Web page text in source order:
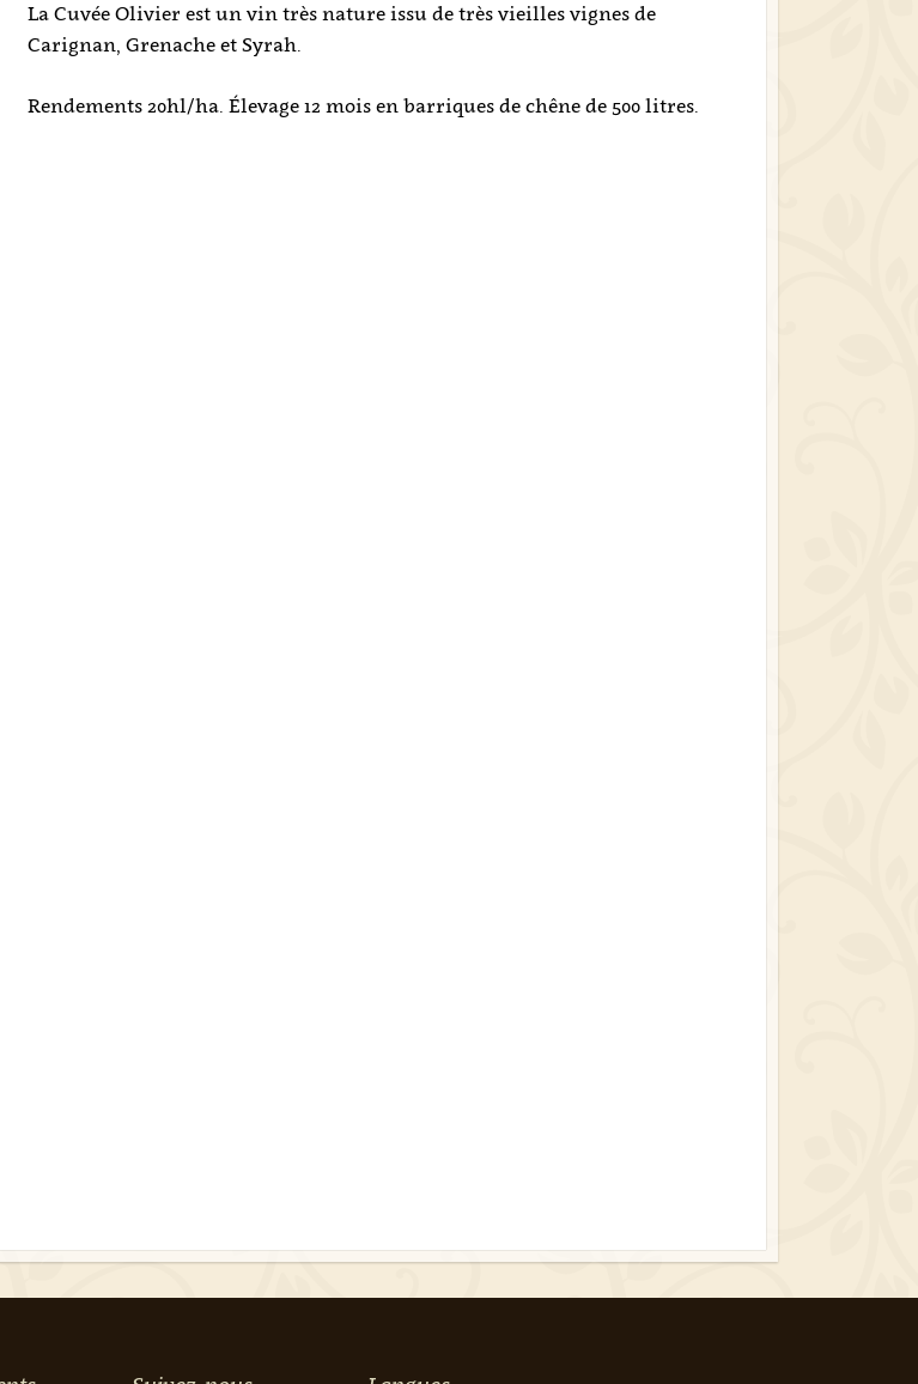
La Cuvée Olivier est un vin très nature issu de très vieilles vignes de
Carignan, Grenache et Syrah.
Rendements 20hl/ha. Élevage 12 mois en barriques de chêne de 500 litres.